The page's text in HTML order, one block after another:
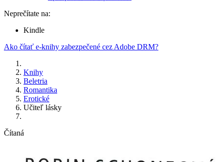
Neprečítate na:
Kindle
Ako čítať e-knihy zabezpečené cez Adobe DRM?
Knihy
Beletria
Romantika
Erotické
Učiteľ lásky
Čítaná